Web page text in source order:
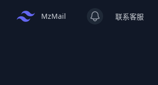
MzMail View联系客服